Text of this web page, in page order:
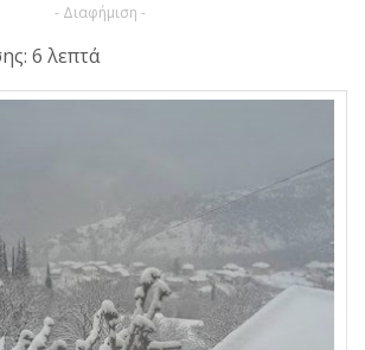
- Διαφήμιση -
6 λεπτά